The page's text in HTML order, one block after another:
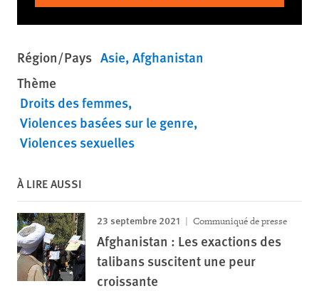
Région/Pays Asie Afghanistan
Thème
Droits des femmes
Violences basées sur le genre
Violences sexuelles
À LIRE AUSSI
23 septembre 2021 Communiqué de presse
Afghanistan : Les exactions des
talibans suscitent une peur
croissante